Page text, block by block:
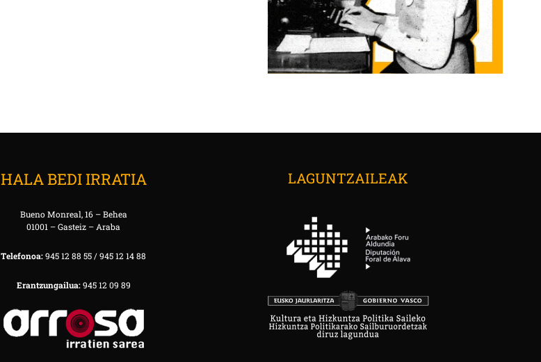
HALA BEDI IRRATIA
Bueno Monreal, 16 – Behea
01001 – Gasteiz – Araba
Telefonoa:945 12 88 55 / 945 12 14 88
Erantzungailua:945 12 09 89
LAGUNTZAILEAK